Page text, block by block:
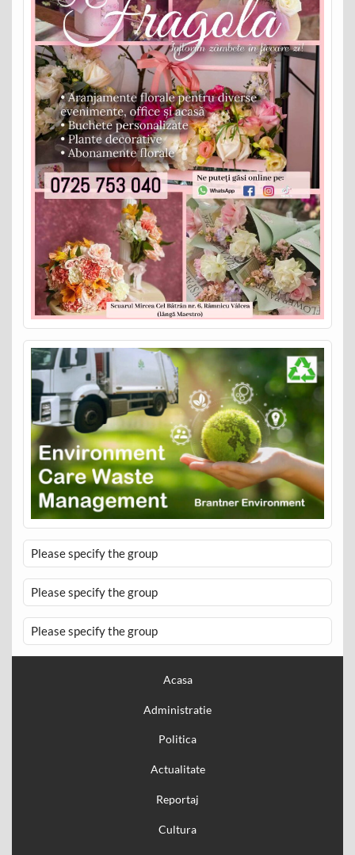
Please specify the group
Please specify the group
Please specify the group
Acasa
Administratie
Politica
Actualitate
Reportaj
Cultura